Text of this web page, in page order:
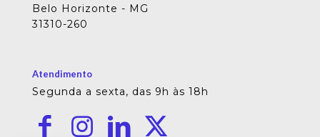
Belo Horizonte - MG
31310-260
Atendimento
Segunda a sexta, das 9h às 18h